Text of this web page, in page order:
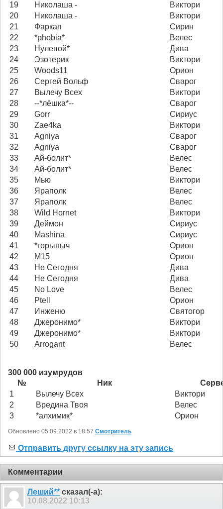
19
Николаша -
Виктори
20
Николаша -
Виктори
21
Фаркап
Сирин
22
*phobia*
Велес
23
Нулевой*
Дива
24
Эзотерик
Виктори
25
Woods11
Орион
26
Сергей Вольф
Сварог
27
Вылечу Всех
Виктори
28
--*лёшка*--
Сварог
29
Gorr
Сириус
30
Zae4ka
Виктори
31
Agniya
Сварог
32
Agniya
Сварог
33
Ай-болит*
Велес
34
Ай-болит*
Велес
35
Мью
Виктори
36
Яраполк
Велес
37
Яраполк
Велес
38
Wild Hornet
Виктори
39
Деймон
Сириус
40
Mashina
Сириус
41
*горыныч
Орион
42
M15
Орион
43
Не Сегодня
Дива
44
Не Сегодня
Дива
45
No Love
Велес
46
Ptell
Орион
47
Инженю
Святогор
48
Джеронимо*
Виктори
49
Джеронимо*
Виктори
50
Arrogant Велес
300 000 изумрудов
№
Ник
1
Вылечу Всех
Виктори
2
Вредина Твоя
Велес
3
*алхимик* Орион
Обновлено 05.09.2022 в 18:57 Смотритель
Отправить другу ссылку на эту запись
Комментарии
Леший** сказал(-а):
10.08.2022 10:13